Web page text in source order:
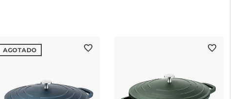
AGOTADO